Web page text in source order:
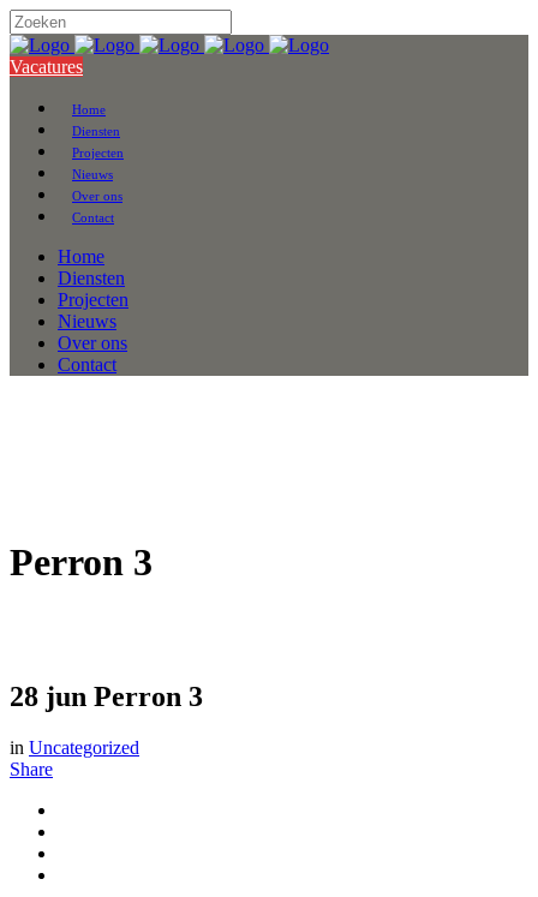
Vacatures
Home
Diensten
Projecten
Nieuws
Over ons
Contact
Home
Diensten
Projecten
Nieuws
Over ons
Contact
Perron 3
28 jun Perron 3
in Uncategorized
Share